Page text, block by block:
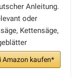
Anleitung.
oder
Kettensäge,
Amazon kaufen*